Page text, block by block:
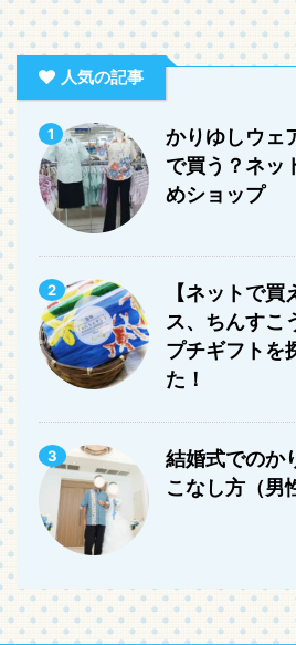
人気の記事
1
かりゆしウェ
で買う？ネッ
めショップ
2
【ネットで
ス、ちんすこ
プチギフトを
た！
3
結婚式でのか
こなし方（男